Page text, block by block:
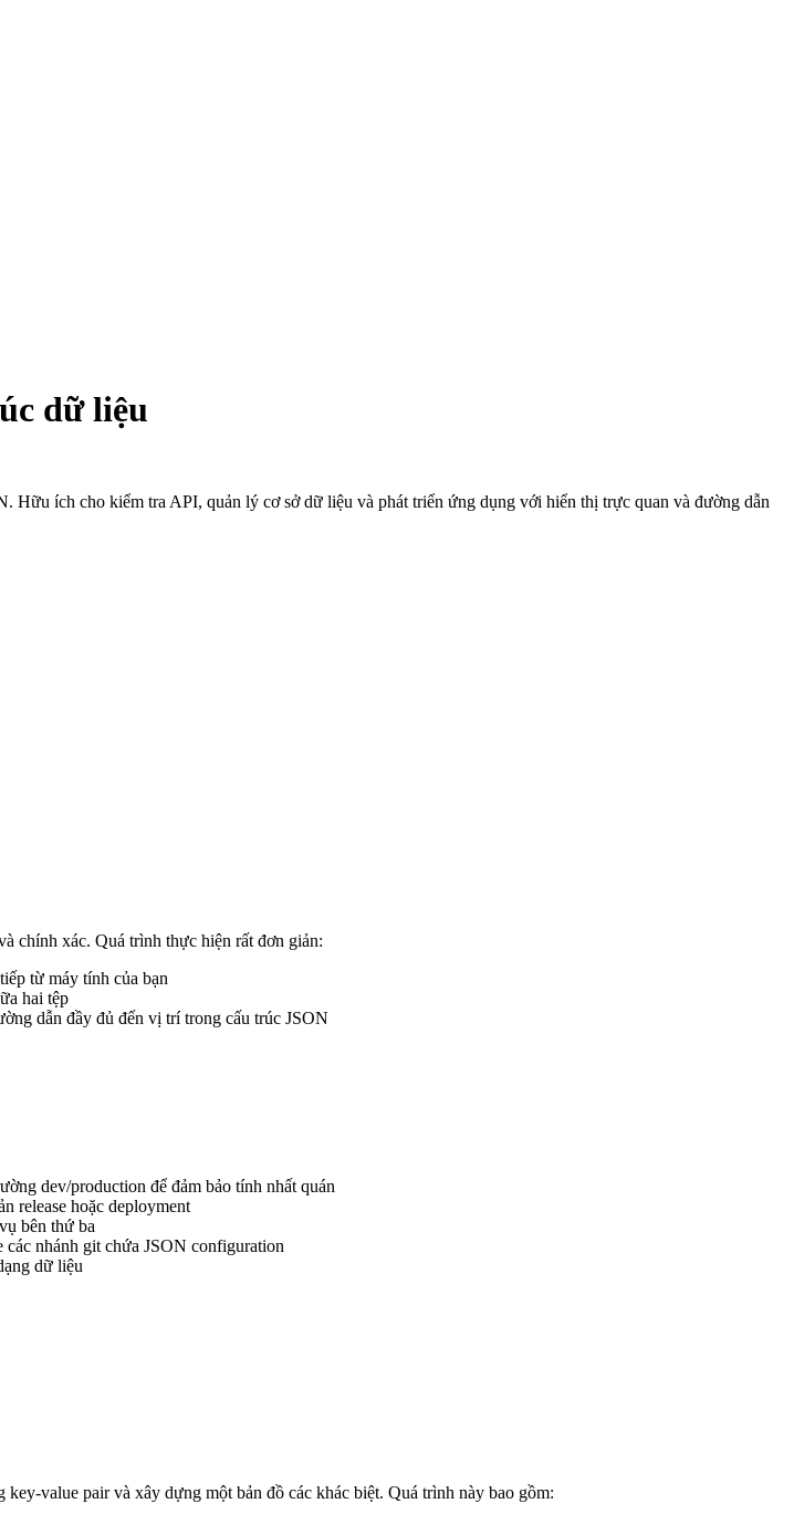
dữ liệu
Hữu ích cho kiểm tra API, quản lý cơ sở dữ liệu và phát triển ứng dụng với hiển thị trực quan và đường dẫn
chính xác. Quá trình thực hiện rất đơn giản:
từ máy tính của bạn
hai tệp
dẫn đầy đủ đến vị trí trong cấu trúc JSON
dev/production để đảm bảo tính nhất quán
release hoặc deployment
bên thứ ba
nhánh git chứa JSON configuration
dữ liệu
value pair và xây dựng một bản đồ các khác biệt. Quá trình này bao gồm: